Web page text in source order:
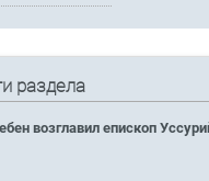
раздела
возглавил епископ